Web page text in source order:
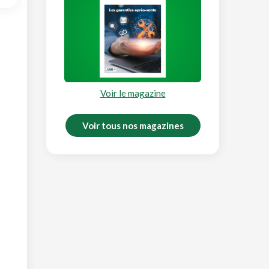
Voir le magazine
Voir tous nos magazines